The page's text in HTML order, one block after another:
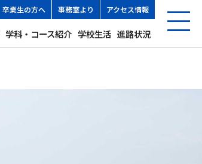
卒業生の方へ 事務室より アクセス情報
学科・コース紹介 学校生活 進路状況